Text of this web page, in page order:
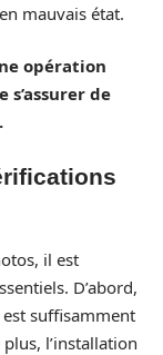
mauvais état.
opération
de
il est
D’abord,
suffisamment
l’installation